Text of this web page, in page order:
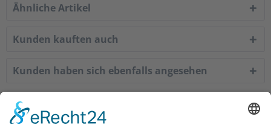
Ähnliche Artikel
Kunden kauften auch
Kunden haben sich ebenfalls angesehen
Service Hotline